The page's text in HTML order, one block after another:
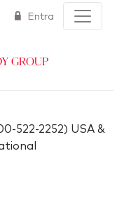
Entra
Group
522-2252) USA &